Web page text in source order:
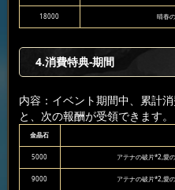
18000 晴春
4.消費特典-期間
内容：イベント期間中、累計
と、次の報酬が受領できます。
金晶石
5000 アテナの破片*2,愛
9000 アテナの破片*2,愛